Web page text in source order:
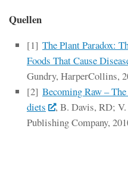
Quellen
[1] The Plant Paradox:
Foods That Cause
Gundry, HarperCollins,
[2] Becoming Raw –
diets
, B. Davis, RD;
Publishing Company,